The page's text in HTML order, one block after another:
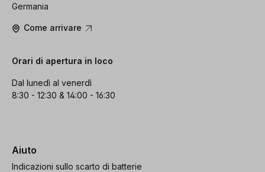
Germania
Come arrivare
Orari di apertura in loco
Dal lunedì al venerdì
8:30 - 12:30 & 14:00 - 16:30
Aiuto
Indicazioni sullo scarto di batterie